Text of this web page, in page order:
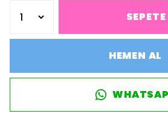
HEMEN AL